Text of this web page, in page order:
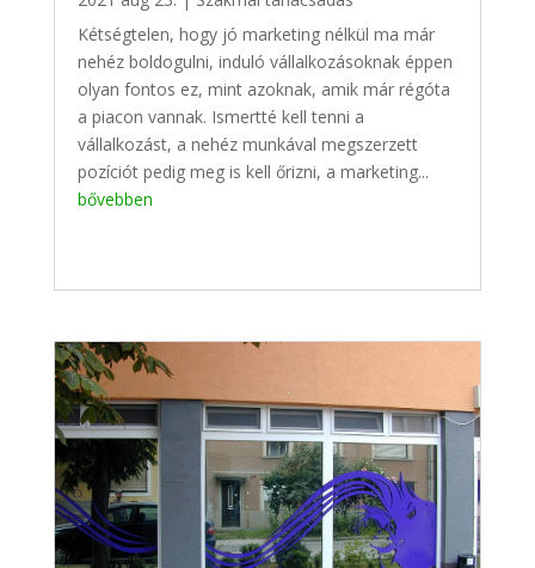
Kétségtelen, hogy jó marketing nélkül ma már
nehéz boldogulni, induló vállalkozásoknak éppen
olyan fontos ez, mint azoknak, amik már régóta
a piacon vannak. Ismertté kell tenni a
vállalkozást, a nehéz munkával megszerzett
pozíciót pedig meg is kell őrizni, a marketing...
bővebben